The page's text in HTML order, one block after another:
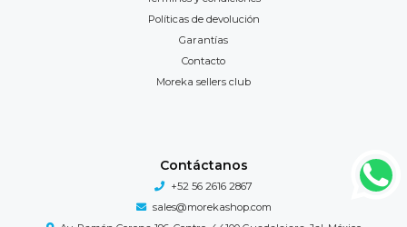
Políticas de devolución
Garantías
Contacto
Moreka sellers club
Contáctanos
+52 56 2616 2867
sales@morekashop.com